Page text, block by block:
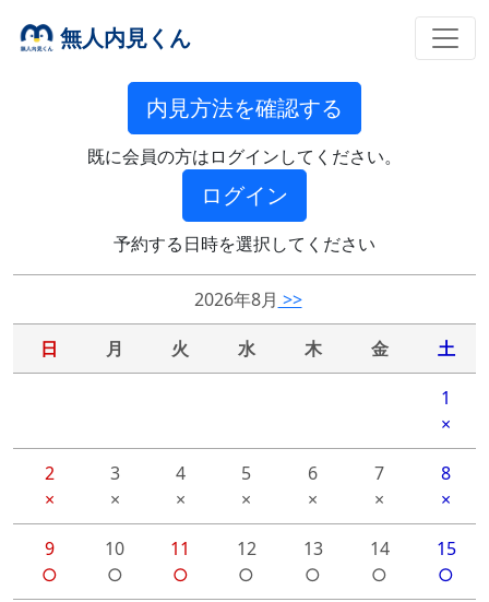
無人内見くん
内見方法を確認する
既に会員の方はログインしてください。
ログイン
予約する日時を選択してください
2026年8月 >>
日 月 火 水 木 金 土
1
×
2
×
3
×
4
×
5
×
6
×
7
×
8
×
9
○
10
○
11
○
12
○
13
○
14
○
15
○